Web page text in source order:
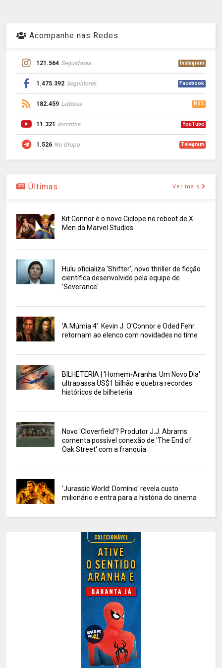
Acompanhe nas Redes
121.564 Seguidores Instagram
1.475.392 Seguidores Facebook
182.459 Leitores RSS
11.321 Inscritos YouTube
1.526 No Grupo Telegram
Últimas Ver mais
Kit Connor é o novo Ciclope no reboot de X-
Men da Marvel Studios
Hulu oficializa 'Shifter', novo thriller de ficção
científica desenvolvido pela equipe de
'Severance'
'A Múmia 4': Kevin J. O’Connor e Oded Fehr
retornam ao elenco com novidades no time
BILHETERIA | 'Homem-Aranha: Um Novo Dia'
ultrapassa US$1 bilhão e quebra recordes
históricos de bilheteria
Novo 'Cloverfield'? Produtor J.J. Abrams
comenta possível conexão de 'The End of
Oak Street' com a franquia
'Jurassic World: Domínio' revela custo
milionário e entra para a história do cinema